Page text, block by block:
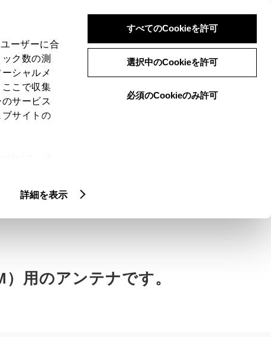
ーザーに合
ク数の測
シャルメ
こで収集
サービス
サイトの
詳細を表示
すべてのCookieを許可
選択中のCookieを許可
必須のCookieのみ許可
ログイン 検索 メニュー
用のアンテナです。